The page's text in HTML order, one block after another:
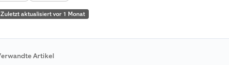
Zuletzt aktualisiert vor 1 Monat
Artikel